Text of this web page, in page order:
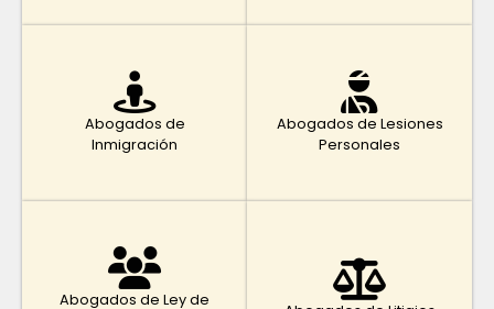
Abogados de
Inmigración
Abogados de Lesiones
Personales
Abogados de Ley de